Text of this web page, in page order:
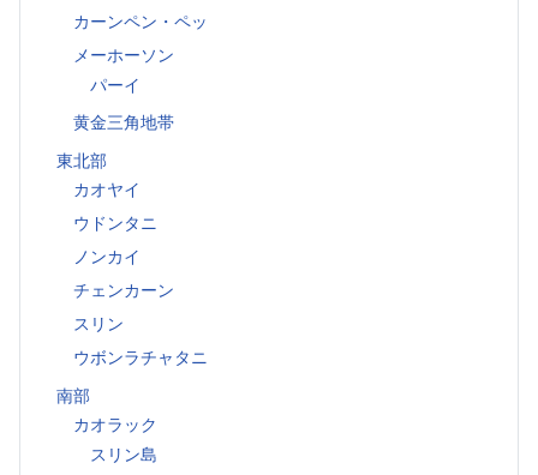
カーンペン・ペッ
メーホーソン
パーイ
黄金三角地帯
東北部
カオヤイ
ウドンタニ
ノンカイ
チェンカーン
スリン
ウボンラチャタニ
南部
カオラック
スリン島